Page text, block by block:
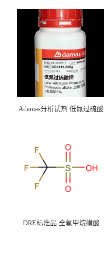
Adamas分析试剂 低氮过硫酸
（泰坦现货供应）
DRE标准品 全氟甲烷磺酸